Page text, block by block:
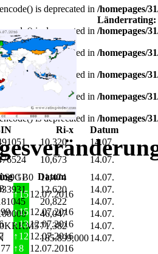
is deprecated in /homepages/
is deprecated in /homepages/
is deprecated in /homepages/
is deprecated in /homepages/
is deprecated in /homepages/
is deprecated in /homepages/
Ri-x
Datum
10,320
14.07.
10,673
14.07.
11,474
14.07.
12,620
14.07.
20,822
14.07.
46,047
14.07.
71,382
14.07.
185.899,00014.07.
Länderrating:
↑↓
Datum
↑1512.07.2016
↑1512.07.2016
↑1312.07.2016
↑ 12 12.07.2016
↑8
12.07.2016